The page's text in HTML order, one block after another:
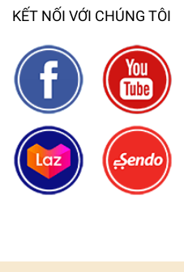
KẾT NỐI VỚI CHÚNG TÔI